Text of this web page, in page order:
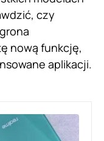
czy
nową funkcję,
aplikacji.